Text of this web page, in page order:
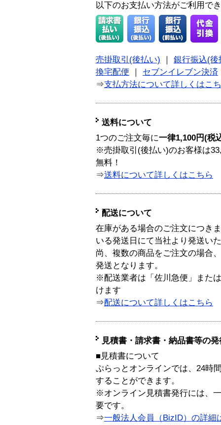
以下のお支払い方法がご利用で
売掛取引(後払い)
銀行振込(後
換宅配便
セブンイレブン決済
⇒支払方法について詳しくはこ
送料について
1つのご注文毎に一律1,100円(税
※売掛取引(後払い)のお客様は
無料！
⇒送料について詳しくはこちら
配送について
在庫がある場合のご注文につき
いる発送日にて当社より発送い
尚、複数の商品をご注文の場合
発送となります。
※配送業者は「佐川急便」また
けます
⇒配送について詳しくはこちら
見積書・請求書・納品書等の
■見積書について
ぷらっとオンラインでは、24時
することができます。
※オンライン見積書発行には、
要です。
⇒一般法人会員（BizID）の詳細